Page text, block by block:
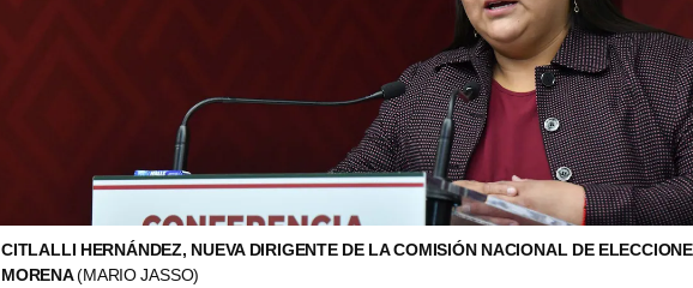
CITLALLI HERNÁNDEZ, NUEVA DIRIGENTE DE LA COMISIÓN NACIONAL DE
MORENA(MARIO JASSO)